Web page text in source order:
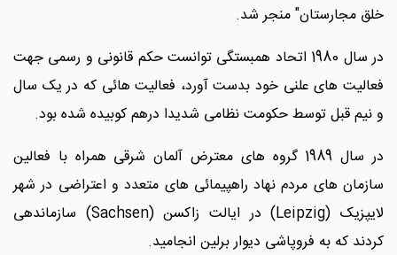
خلق مجارستان" منجر شد.
در سال 1980 اتحاد همبستگی توانست حکم قانونی و رسمی جهت
فعالیت های علنی خود بدست آورد، فعالیت هائی که در یک سال
و نیم قبل توسط حکومت نظامی شدیدا درهم کوبیده شده بود.
در سال 1989 گروه های معترض آلمان شرقی همراه با فعالین
سازمان های مردم نهاد راهپیمائی های متعدد و اعتراضی در شهر
لایپزیک (Leipzig) در ایالت زاکسن (Sachsen) سازماندهی
کردند که به فروپاشی دیوار برلین انجامید.